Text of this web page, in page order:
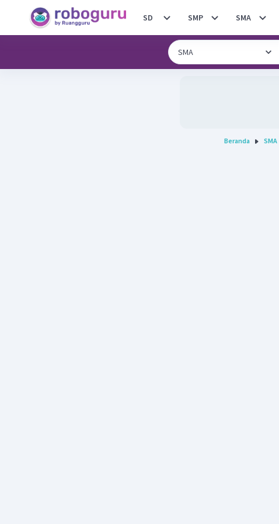
SD SMP SMA
Beranda SMA